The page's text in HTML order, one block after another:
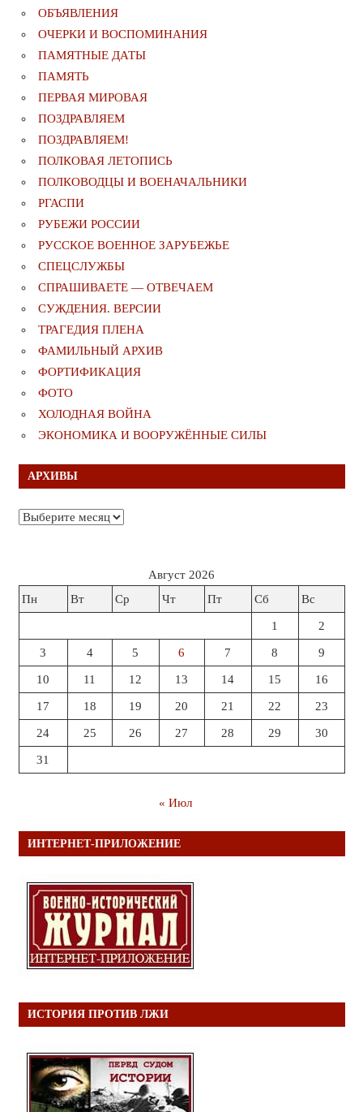
ОБЪЯВЛЕНИЯ
ОЧЕРКИ И ВОСПОМИНАНИЯ
ПАМЯТНЫЕ ДАТЫ
ПАМЯТЬ
ПЕРВАЯ МИРОВАЯ
ПОЗДРАВЛЯЕМ
ПОЗДРАВЛЯЕМ!
ПОЛКОВАЯ ЛЕТОПИСЬ
ПОЛКОВОДЦЫ И ВОЕНАЧАЛЬНИКИ
РГАСПИ
РУБЕЖИ РОССИИ
РУССКОЕ ВОЕННОЕ ЗАРУБЕЖЬЕ
СПЕЦСЛУЖБЫ
СПРАШИВАЕТЕ — ОТВЕЧАЕМ
СУЖДЕНИЯ. ВЕРСИИ
ТРАГЕДИЯ ПЛЕНА
ФАМИЛЬНЫЙ АРХИВ
ФОРТИФИКАЦИЯ
ФОТО
ХОЛОДНАЯ ВОЙНА
ЭКОНОМИКА И ВООРУЖЁННЫЕ СИЛЫ
АРХИВЫ
Архивы
Август 2026
Пн
Вт Ср Чт Пт Сб Вс
1 2
3 4 5 6 7 8 9
10 11 12 13 14 15 16
17 18 19 20 21 22 23
24 25 26 27 28 29 30
31
« Июл
ИНТЕРНЕТ-ПРИЛОЖЕНИЕ
ИСТОРИЯ ПРОТИВ ЛЖИ